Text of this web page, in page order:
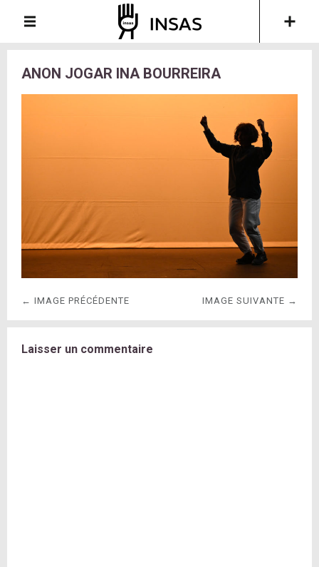
ANON JOGAR INA BOURREIRA
← IMAGE PRÉCÉDENTE IMAGE SUIVANTE →
Laisser un commentaire